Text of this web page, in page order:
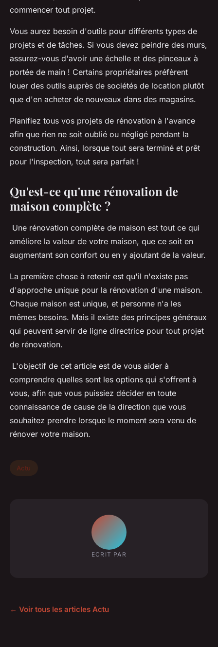
commencer tout projet.
Vous aurez besoin d'outils pour différents types de
projets et de tâches. Si vous devez peindre des murs,
assurez-vous d'avoir une échelle et des pinceaux à
portée de main ! Certains propriétaires préfèrent
louer des outils auprès de sociétés de location plutôt
que d'en acheter de nouveaux dans des magasins.
Planifiez tous vos projets de rénovation à l'avance
afin que rien ne soit oublié ou négligé pendant la
construction. Ainsi, lorsque tout sera terminé et prêt
pour l'inspection, tout sera parfait !
Qu'est-ce qu'une rénovation de
maison complète ?
Une rénovation complète de maison est tout ce qui
améliore la valeur de votre maison, que ce soit en
augmentant son confort ou en y ajoutant de la valeur.
La première chose à retenir est qu'il n'existe pas
d'approche unique pour la rénovation d'une maison.
Chaque maison est unique, et personne n'a les
mêmes besoins. Mais il existe des principes généraux
qui peuvent servir de ligne directrice pour tout projet
de rénovation.
L'objectif de cet article est de vous aider à
comprendre quelles sont les options qui s'offrent à
vous, afin que vous puissiez décider en toute
connaissance de cause de la direction que vous
souhaitez prendre lorsque le moment sera venu de
rénover votre maison.
Actu
ECRIT PAR
← Voir tous les articles Actu